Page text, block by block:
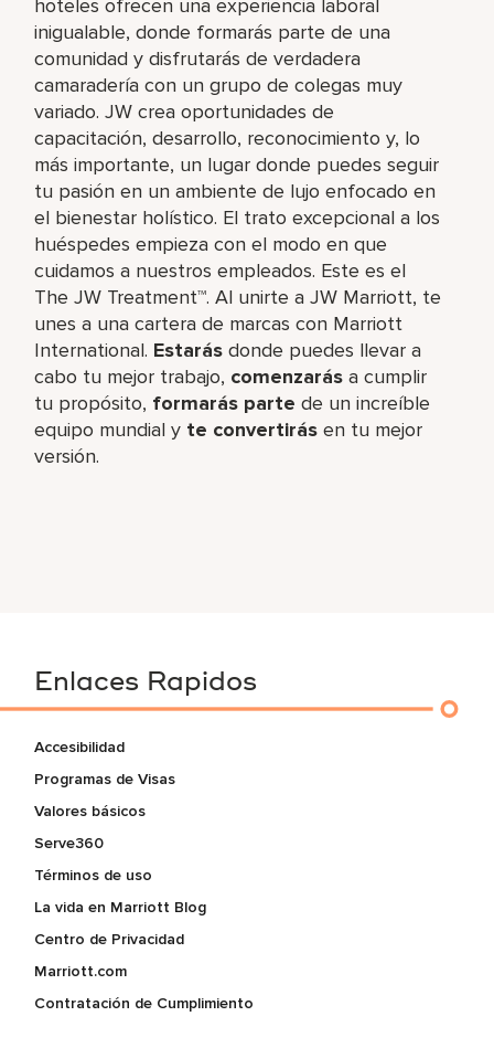
hoteles ofrecen una experiencia laboral
inigualable, donde formarás parte de una
comunidad y disfrutarás de verdadera
camaradería con un grupo de colegas muy
variado. JW crea oportunidades de
capacitación, desarrollo, reconocimiento y, lo
más importante, un lugar donde puedes seguir
tu pasión en un ambiente de lujo enfocado en
el bienestar holístico. El trato excepcional a los
huéspedes empieza con el modo en que
cuidamos a nuestros empleados. Este es el
The JW Treatment™. Al unirte a JW Marriott, te
unes a una cartera de marcas con Marriott
International. Estarás donde puedes llevar a
cabo tu mejor trabajo,​ comenzarás a cumplir
tu propósito, formarás parte de un increíble​
equipo mundial y te convertirás en tu mejor
versión.
Enlaces Rapidos
Accesibilidad
Programas de Visas
Valores básicos
Serve360
Términos de uso
La vida en Marriott Blog
Centro de Privacidad
Marriott.com
Contratación de Cumplimiento